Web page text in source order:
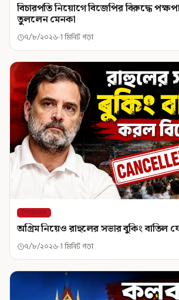
বিচারপতি নিয়োগে বিজেপির বিরুদ্ধে
তুললেন মেনকা
৭/৮/২০২৬ 1 মিনিট পড়া
শিরোনাম
অগ্রিম নিয়েও রাহুলের সভার বুকিং বাতিল
৭/৮/২০২৬ 1 মিনিট পড়া